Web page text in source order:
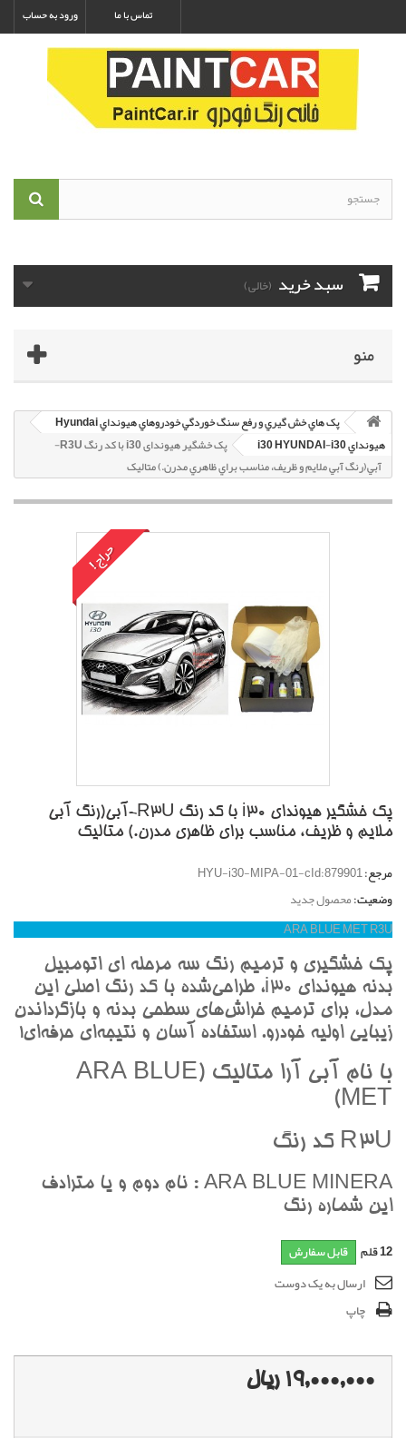
ورود به حساب تماس با ما
سبد خرید (خالی)
منو
پک هاي خش گيري و رفع سنگ خوردگي خودروهاي هيونداي Hyundai
هيونداي i30 HYUNDAI-i30
پک خشگير هیوندای i30 با کد رنگ R3U-
آبي(رنگ آبي ملايم و ظريف، مناسب براي ظاهري مدرن.) متاليک
حراج!
پک خشگير هیوندای i30 با کد رنگ R3U-آبي(رنگ آبي
ملايم و ظريف، مناسب براي ظاهري مدرن.) متاليک
مرجع:HYU-i30-MIPA-01-cId:879901
وضعیت:محصول جدید
ARA BLUE MET R3U
پک خشگيري و ترميم رنگ سه مرحله اي اتومبيل
بدنه هيونداي i30، طراحي‌شده با کد رنگ اصلي اين
مدل، براي ترميم خراش‌هاي سطحي بدنه و بازگرداندن
زيبايي اوليه خودرو. استفاده آسان و نتيجه‌اي حرفه‌اي!
با نام آبي آرا متاليک (ARA BLUE
MET)
R3U کد رنگ
ARA BLUE MINERA : نام دوم و يا مترادف
اين شماره رنگ
12قلم قابل سفارش
ارسال به یک دوست
چاپ
19,000,000 ریال